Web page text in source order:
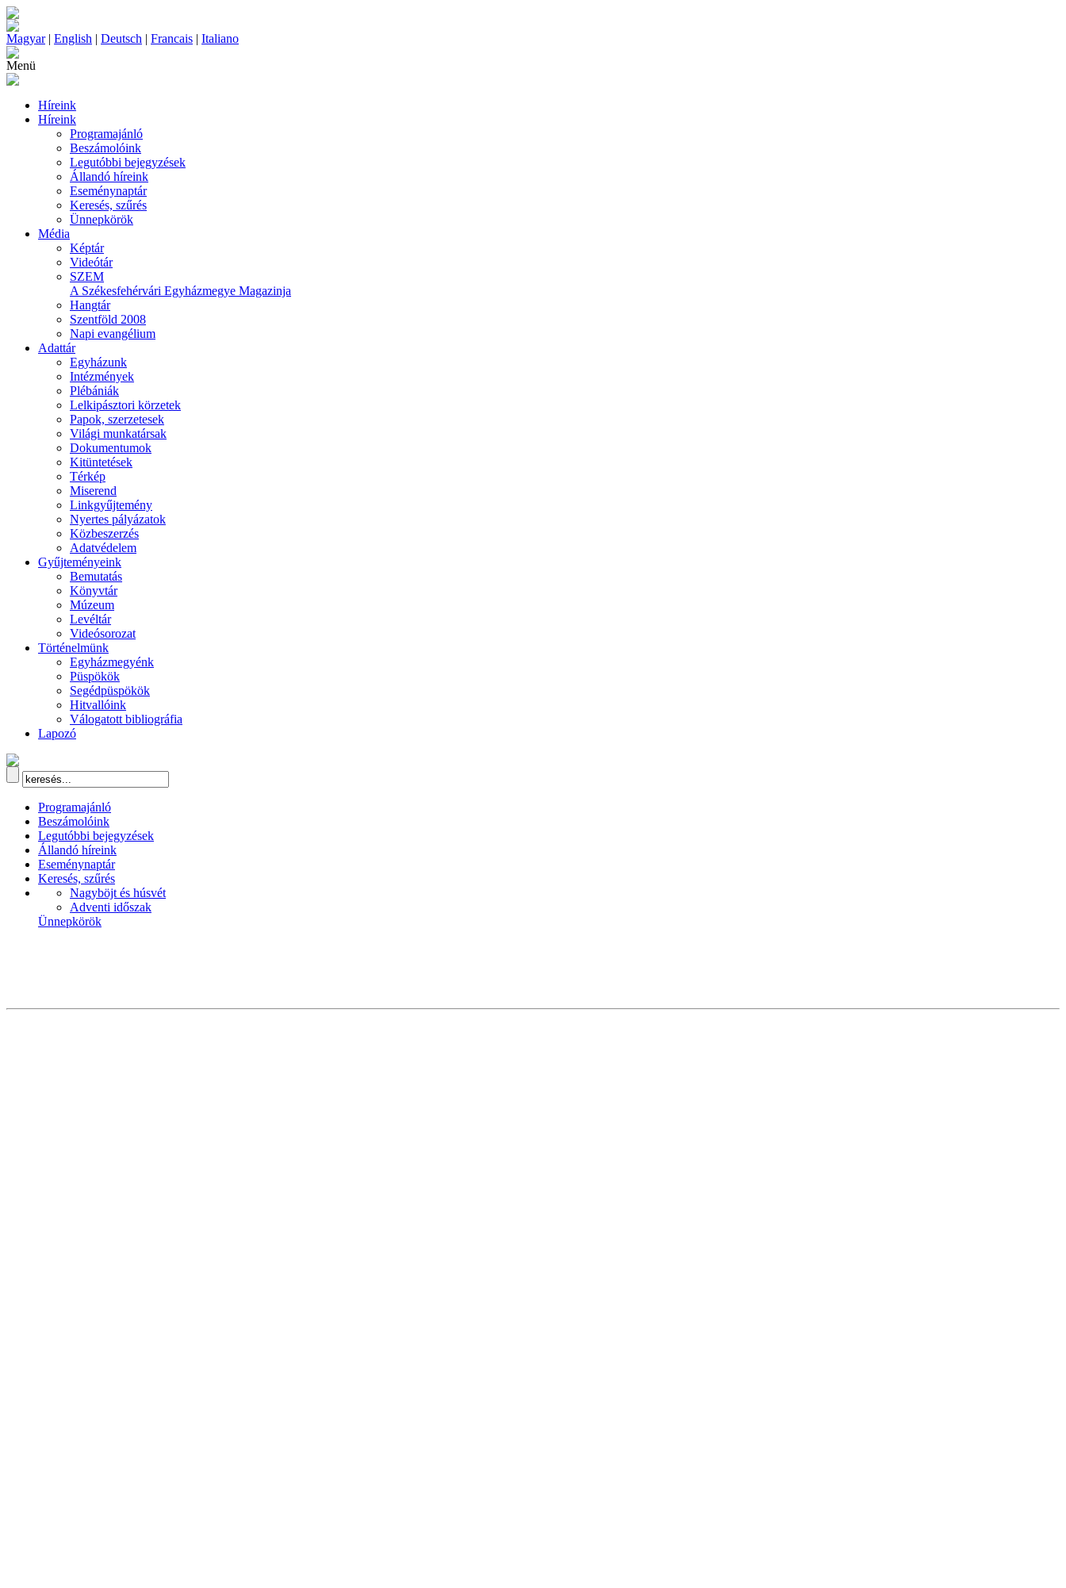
Magyar| English | Deutsch | Francais | Italiano
Menü
Híreink
Híreink
Programajánló
Beszámolóink
Legutóbbi bejegyzések
Állandó híreink
Eseménynaptár
Keresés, szűrés
Ünnepkörök
Média
Képtár
Videótár
SZEM
A Székesfehérvári Egyházmegye Magazinja
Hangtár
Szentföld 2008
Napi evangélium
Adattár
Egyházunk
Intézmények
Plébániák
Lelkipásztori körzetek
Papok, szerzetesek
Világi munkatársak
Dokumentumok
Kitüntetések
Térkép
Miserend
Linkgyűjtemény
Nyertes pályázatok
Közbeszerzés
Adatvédelem
Gyűjteményeink
Bemutatás
Könyvtár
Múzeum
Levéltár
Videósorozat
Történelmünk
Egyházmegyénk
Püspökök
Segédpüspökök
Hitvallóink
Válogatott bibliográfia
Lapozó
Programajánló
Beszámolóink
Legutóbbi bejegyzések
Állandó híreink
Eseménynaptár
Keresés, szűrés
Nagyböjt és húsvét
Adventi időszak
Ünnepkörök